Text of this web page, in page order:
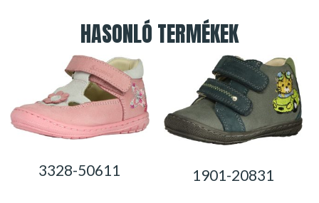
HASONLÓ TERMÉKEK
3328-50611 1901-20831